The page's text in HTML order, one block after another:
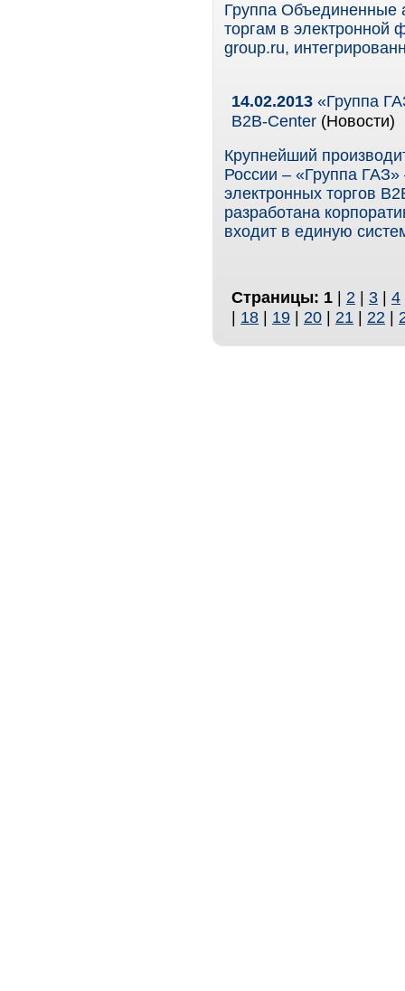
Группа Объединенные
торгам в электронной
group.ru,
14.02.2013 «Группа
B2B-Center (Новости)
Крупнейший
России – «Группа ГАЗ»
электронных торгов
разработана
входит в единую
Страницы: 1 | 2 | 3 | 4
| 18 | 19 | 20 | 21 | 22 |